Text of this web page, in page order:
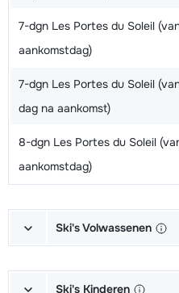
7-dgn Les Portes du Soleil
aankomstdag)
7-dgn Les Portes du Soleil
dag na aankomst)
8-dgn Les Portes du Soleil
aankomstdag)
Ski's Volwassenen
Schoenen + Stokken (6/7
Ski's Kinderen